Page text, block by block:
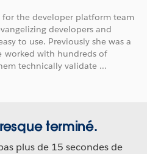
for the developer platform team
developers and
to use. Previously she was a
worked with hundreds of
technically validate ...
terminé.
plus de 15 secondes de